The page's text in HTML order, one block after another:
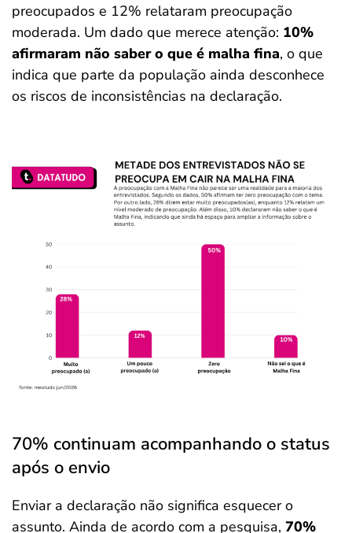
preocupados e 12% relataram preocupação
moderada. Um dado que merece atenção: 10%
afirmaram não saber o que é malha fina, o que
indica que parte da população ainda desconhece
os riscos de inconsistências na declaração.
70% continuam acompanhando o status
após o envio
Enviar a declaração não significa esquecer o
assunto. Ainda de acordo com a pesquisa, 70%